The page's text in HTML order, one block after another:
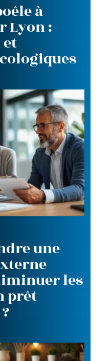
à
Lyon :
une
les
prêt